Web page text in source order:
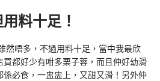
料十足！
然唔多，不過用料十足，當中我最欣
都好少有咁多栗子蓉，而且仲好幼滑
必食，一盅盅上，又甜又滑！另外仲